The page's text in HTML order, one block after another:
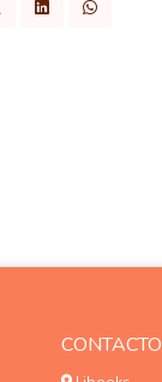
CONTACTO